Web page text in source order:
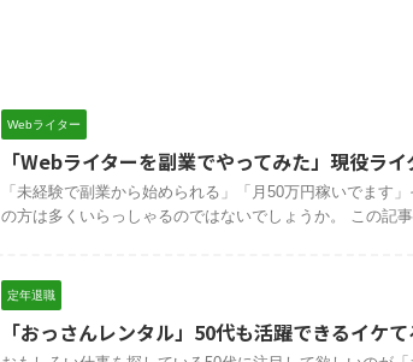
Webライター
「Webライターを副業でやってみた」現役ラ
「未経験で副業から始められる」「月50万円稼いでます
の方は多くいらっしゃるのではないでしょうか。 この記
定年退職
「おっさんレンタル」50代も活躍できるイケ